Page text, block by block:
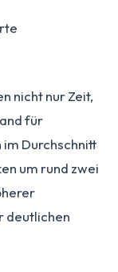
nicht nur Zeit,
für
Durchschnitt
um rund zwei
deutlichen